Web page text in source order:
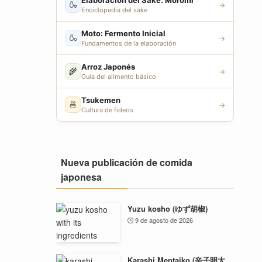
🍶
Enciclopedia del sake
→
🍶 Moto: Fermento Inicial
Fundamentos de la elaboración
→
🌾 Arroz Japonés
Guía del alimento básico
→
🍜 Tsukemen
Cultura de fideos
→
Nueva publicación de comida
japonesa
Yuzu kosho (ゆず胡椒)
9 de agosto de 2026